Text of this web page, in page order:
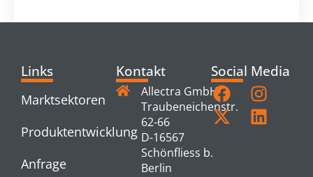
Links
Marktsektoren
Produktentwicklung
Anfrage
Kontakt
Allectra GmbH
Traubeneichenstr.
62-66
D-16567
Schönfliess b.
Berlin
Social Media